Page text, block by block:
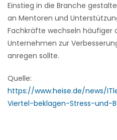
Einstieg in die Branche
an Mentoren und
Fachkräfte wechseln häufiger
Unternehmen zur
anregen sollte.
Quelle:
https://www.heise.de/news/
Viertel-beklagen-Stress-und-